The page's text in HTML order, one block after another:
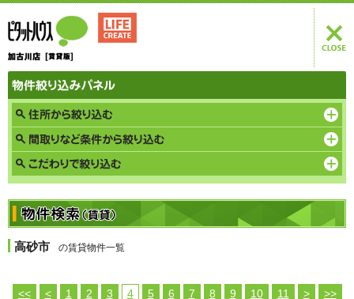
高砂市 の賃貸物件一覧
<< < 1 2 3 4 5 6 7 8 9 10 11 > >>